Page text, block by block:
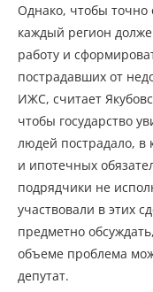
Однако, чтобы
каждый регион
работу и
пострадавших от
ИЖС, считает
чтобы государство
людей пострадало, в
и ипотечных
подрядчики не
участвовали в этих
предметно
объеме проблема
депутат.